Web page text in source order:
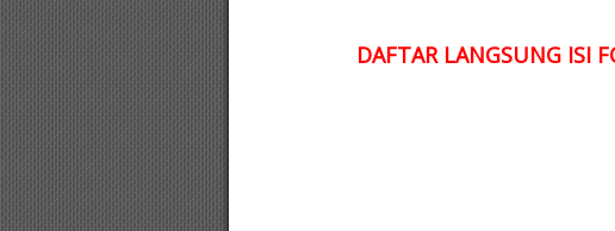
DAFTAR LANGSUNG ISI